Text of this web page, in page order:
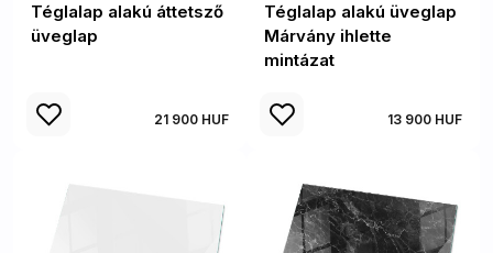
Téglalap alakú áttetsző
üveglap
21 900 HUF
Téglalap alakú üveglap
Márvány ihlette
mintázat
13 900 HUF